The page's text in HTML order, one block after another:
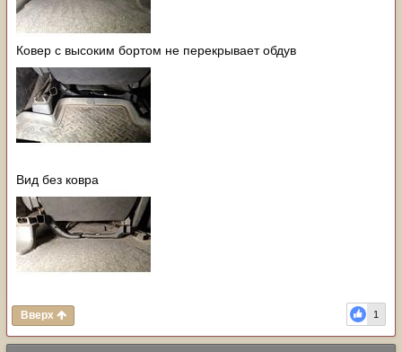
Ковер с высоким бортом не перекрывает обдув
Вид без ковра
1
Вверх